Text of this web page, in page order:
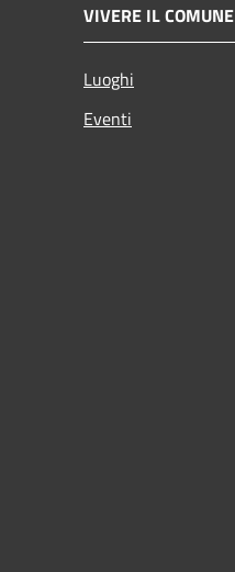
VIVERE IL COMUNE
Luoghi
Eventi